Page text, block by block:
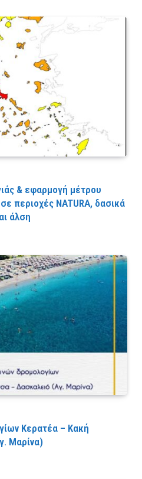
& εφαρμογή μέτρου
περιοχές NATURA, δασικά
άλση
Κερατέα – Κακή
Μαρίνα)